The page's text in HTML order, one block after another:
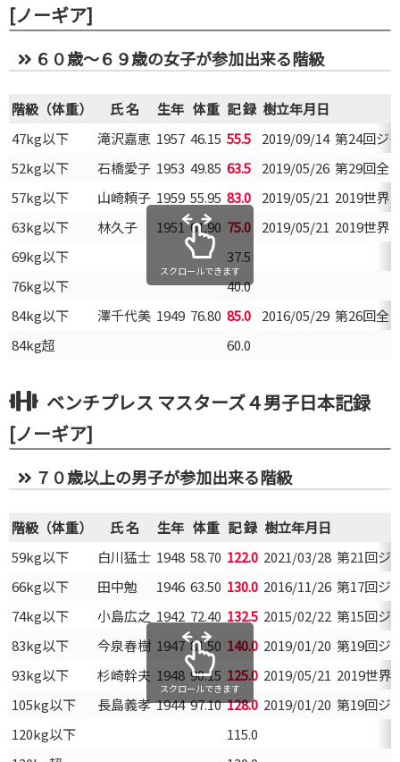
[ノーギア]
６０歳～６９歳の女子が参加出来る階級
階級（体重） 氏 名 生年 体重 記 録 樹立年月日
47kg以下
滝沢嘉恵 1957 46.15 55.5 2019/09/14 第24回ジ
52kg以下
石橋愛子 1953 49.85 63.5 2019/05/26 第29回全
57kg以下
山崎頼子 1959 55.95 83.0 2019/05/21 2019世界
63kg以下
林久子 1951 61.90 75.0 2019/05/21 2019世界
69kg以下
37.5
76kg以下
40.0
84kg以下
澤千代美 1949 76.80 85.0 2016/05/29 第26回全
84kg超
60.0
スクロールできます
ベンチプレス マスターズ４男子日本記録
[ノーギア]
７０歳以上の男子が参加出来る階級
階級（体重） 氏 名 生年 体重 記 録 樹立年月日
59kg以下
白川猛士 1948 58.70 122.0 2021/03/28 第21回ジ
66kg以下
田中勉 1946 63.50 130.0 2016/11/26 第17回ジ
74kg以下
小島広之 1942 72.40 132.5 2015/02/22 第15回ジ
83kg以下
今泉春樹 1947 81.50 140.0 2019/01/20 第19回ジ
93kg以下
杉崎幹夫 1948 90.15 125.0 2019/05/21 2019世界
105kg以下
長島義孝 1944 97.10 128.0 2019/01/20 第19回ジ
120kg以下
115.0
スクロールできます